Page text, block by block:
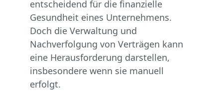
entscheidend für die finanzielle
Gesundheit eines Unternehmens.
Doch die Verwaltung und
Nachverfolgung von Verträgen kann
eine Herausforderung darstellen,
insbesondere wenn sie manuell
erfolgt.